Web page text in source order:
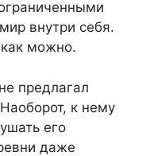
внутри себя.
можно.
предлагал
к нему
его
даже